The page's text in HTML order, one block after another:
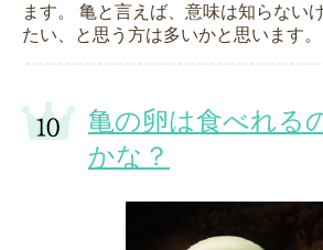
ます。 亀と言えば、意味は知らない
たい、と思う方は多いかと思います。
亀の卵は食べれる
かな？